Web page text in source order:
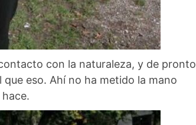
con la naturaleza, y de pronto
eso. Ahí no ha metido la mano